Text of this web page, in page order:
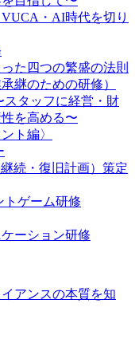
・AI時代を切り
た四つの繁盛の法則
継のための研修）
スタッフに経営・財
を高める〜
ト編〉
続・復旧計画）策定
トゲーム研修
ーション研修
アンスの本質を知